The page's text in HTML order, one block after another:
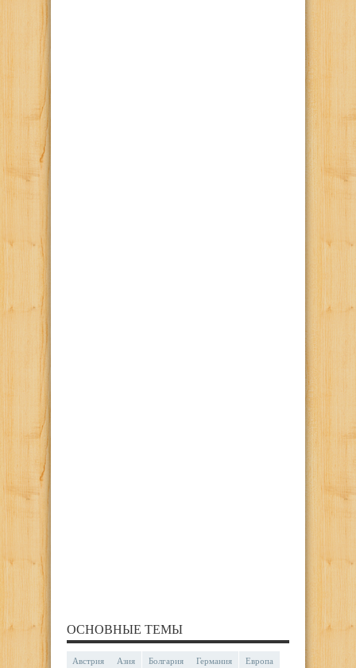
ОСНОВНЫЕ ТЕМЫ
Австрия Азия Болгария Германия Европа